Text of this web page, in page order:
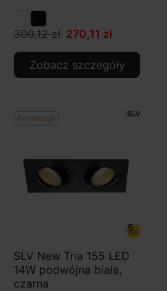
300,12 zł 270,11 zł
Zobacz szczegóły
Promocja
SLV New Tria 155 LED
14W podwójna biała,
czarna